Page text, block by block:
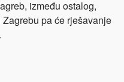
između ostalog,
pa će rješavanje